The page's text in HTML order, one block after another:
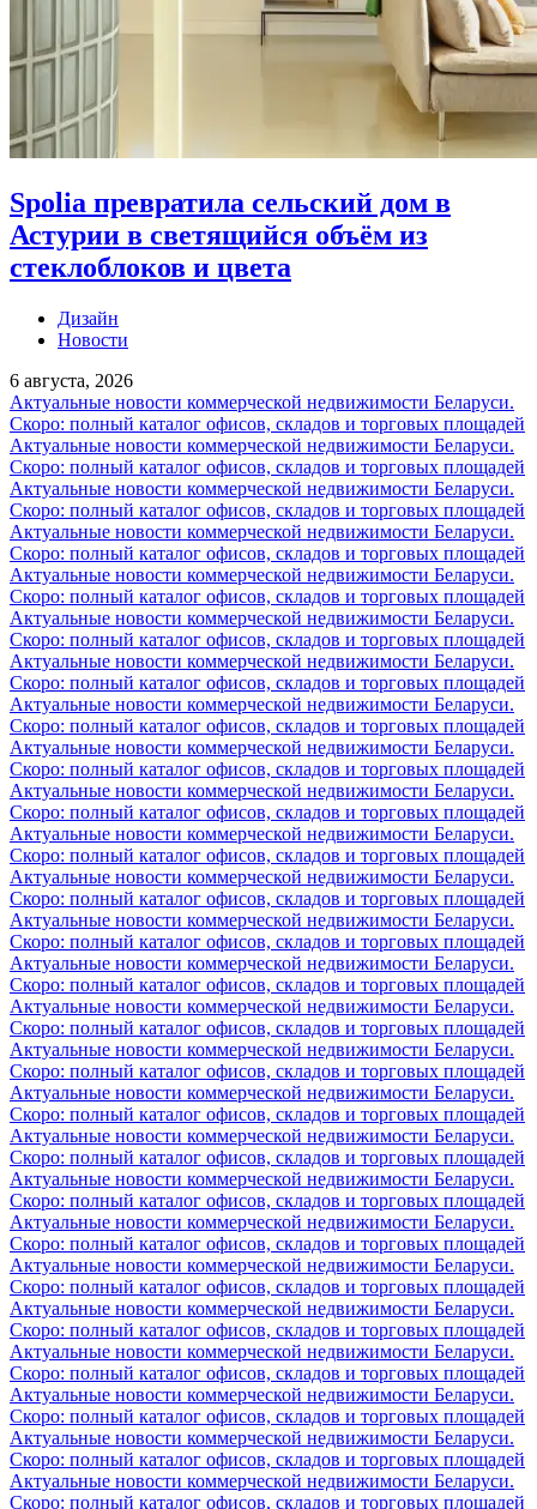
Spolia превратила сельский дом в
Астурии в светящийся объём из
стеклоблоков и цвета
Дизайн
Новости
6 августа, 2026
Актуальные новости коммерческой недвижимости Беларуси.
Скоро: полный каталог офисов, складов и торговых площадей
Актуальные новости коммерческой недвижимости Беларуси.
Скоро: полный каталог офисов, складов и торговых площадей
Актуальные новости коммерческой недвижимости Беларуси.
Скоро: полный каталог офисов, складов и торговых площадей
Актуальные новости коммерческой недвижимости Беларуси.
Скоро: полный каталог офисов, складов и торговых площадей
Актуальные новости коммерческой недвижимости Беларуси.
Скоро: полный каталог офисов, складов и торговых площадей
Актуальные новости коммерческой недвижимости Беларуси.
Скоро: полный каталог офисов, складов и торговых площадей
Актуальные новости коммерческой недвижимости Беларуси.
Скоро: полный каталог офисов, складов и торговых площадей
Актуальные новости коммерческой недвижимости Беларуси.
Скоро: полный каталог офисов, складов и торговых площадей
Актуальные новости коммерческой недвижимости Беларуси.
Скоро: полный каталог офисов, складов и торговых площадей
Актуальные новости коммерческой недвижимости Беларуси.
Скоро: полный каталог офисов, складов и торговых площадей
Актуальные новости коммерческой недвижимости Беларуси.
Скоро: полный каталог офисов, складов и торговых площадей
Актуальные новости коммерческой недвижимости Беларуси.
Скоро: полный каталог офисов, складов и торговых площадей
Актуальные новости коммерческой недвижимости Беларуси.
Скоро: полный каталог офисов, складов и торговых площадей
Актуальные новости коммерческой недвижимости Беларуси.
Скоро: полный каталог офисов, складов и торговых площадей
Актуальные новости коммерческой недвижимости Беларуси.
Скоро: полный каталог офисов, складов и торговых площадей
Актуальные новости коммерческой недвижимости Беларуси.
Скоро: полный каталог офисов, складов и торговых площадей
Актуальные новости коммерческой недвижимости Беларуси.
Скоро: полный каталог офисов, складов и торговых площадей
Актуальные новости коммерческой недвижимости Беларуси.
Скоро: полный каталог офисов, складов и торговых площадей
Актуальные новости коммерческой недвижимости Беларуси.
Скоро: полный каталог офисов, складов и торговых площадей
Актуальные новости коммерческой недвижимости Беларуси.
Скоро: полный каталог офисов, складов и торговых площадей
Актуальные новости коммерческой недвижимости Беларуси.
Скоро: полный каталог офисов, складов и торговых площадей
Актуальные новости коммерческой недвижимости Беларуси.
Скоро: полный каталог офисов, складов и торговых площадей
Актуальные новости коммерческой недвижимости Беларуси.
Скоро: полный каталог офисов, складов и торговых площадей
Актуальные новости коммерческой недвижимости Беларуси.
Скоро: полный каталог офисов, складов и торговых площадей
Актуальные новости коммерческой недвижимости Беларуси.
Скоро: полный каталог офисов, складов и торговых площадей
Актуальные новости коммерческой недвижимости Беларуси.
Скоро: полный каталог офисов, складов и торговых площадей